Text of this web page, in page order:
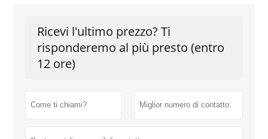
Ricevi l'ultimo prezzo? Ti
risponderemo al più presto (entro
12 ore)